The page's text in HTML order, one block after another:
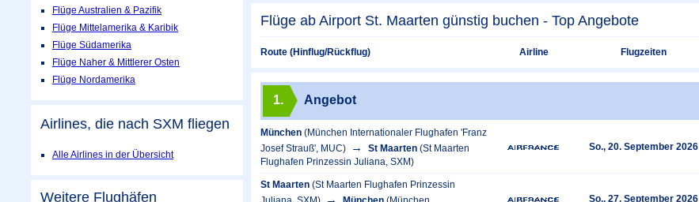
Flüge ab Airport St. Maarten günstig buchen - Top Angebote
Route (Hinflug/Rückflug) Airline Flugzeiten
1. Angebot
München (München Internationaler Flughafen 'Franz
Josef Strauß', MUC)
St Maarten (St Maarten
Flughafen Prinzessin Juliana, SXM)
So., 20. September 2026
St Maarten (St Maarten Flughafen Prinzessin
So., 27. September 2026
Flüge Australien & Pazifik
Flüge Mittelamerika & Karibik
Flüge Südamerika
Flüge Naher & Mittlerer Osten
Flüge Nordamerika
Airlines, die nach SXM fliegen
Alle Airlines in der Übersicht
Weitere Flughäfen